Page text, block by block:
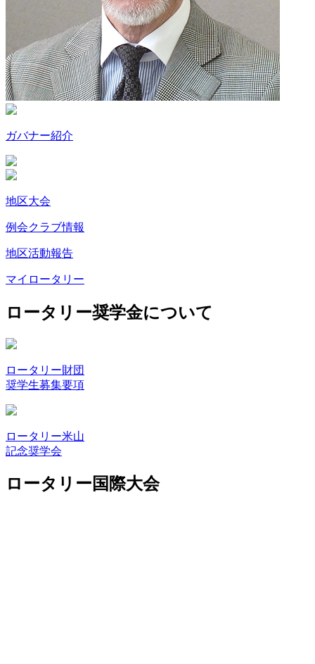
ガバナー紹介
地区大会
例会クラブ情報
地区活動報告
マイロータリー
ロータリー奨学金について
ロータリー財団
奨学生募集要項
ロータリー米山
記念奨学会
ロータリー国際大会